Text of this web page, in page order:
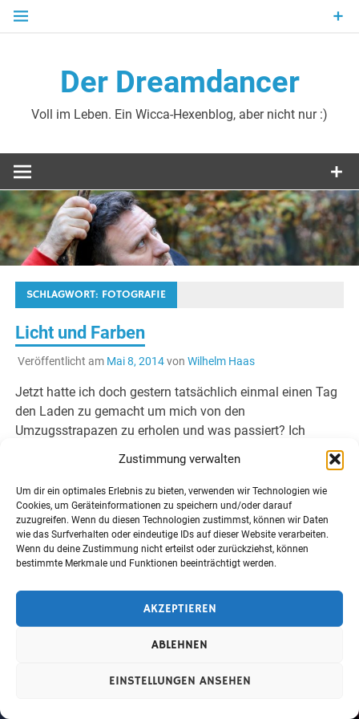
Zustimmung verwalten
Um dir ein optimales Erlebnis zu bieten, verwenden wir Technologien wie
Cookies, um Geräteinformationen zu speichern und/oder darauf
zuzugreifen. Wenn du diesen Technologien zustimmst, können wir Daten
wie das Surfverhalten oder eindeutige IDs auf dieser Website verarbeiten.
Wenn du deine Zustimmung nicht erteilst oder zurückziehst, können
bestimmte Merkmale und Funktionen beeinträchtigt werden.
AKZEPTIEREN
ABLEHNEN
EINSTELLUNGEN ANSEHEN
Zum
Der Dreamdancer
Voll im Leben. Ein Wicca-Hexenblog, aber nicht nur :)
SCHLAGWORT: FOTOGRAFIE
Licht und Farben
Veröffentlicht am Mai 8, 2014von Wilhelm Haas
Jetzt hatte ich doch gestern tatsächlich einmal einen Tag
den Laden zu gemacht um mich von den
Umzugsstrapazen zu erholen und was passiert? Ich
WEITERLESEN